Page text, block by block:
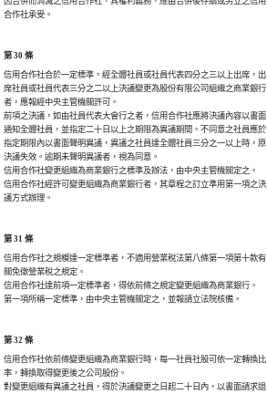
合作社承受。
第 30 條
信用合作社合於一定標準，經全體社員或社員代表四分之三以上出席，出
席社員或社員代表三分之二以上決議變更為股份有限公司組織之商業銀行
者，應報經中央主管機關許可。
前項之決議，如由社員代表大會行之者，信用合作社應將決議內容以書面
通知全體社員，並指定二十日以上之期限為異議期間。不同意之社員應於
指定期限內以書面聲明異議，異議之社員達全體社員三分之一以上時，原
決議失效。逾期未聲明異議者，視為同意。
信用合作社變更組織為商業銀行之標準及辦法，由中央主管機關定之。
信用合作社經許可變更組織為商業銀行者，其章程之訂立準用第一項之決
議方式辦理。
第 31 條
信用合作社之規模達一定標準者，不適用營業稅法第八條第一項第十款有
關免徵營業稅之規定。
信用合作社達前項一定標準者，得依前條之規定變更組織為商業銀行。
第一項所稱一定標準，由中央主管機關定之，並報請立法院核備。
第 32 條
信用合作社依前條變更組織為商業銀行時，每一社員社股可依一定轉換比
率，轉換取得變更後之公司股份。
對變更組織有異議之社員，得於決議變更之日起二十日內，以書面請求退